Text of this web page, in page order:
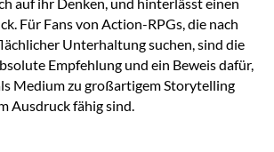
auf ihr Denken, und hinterlässt einen
Für Fans von Action-RPGs, die nach
Unterhaltung suchen, sind die
Empfehlung und ein Beweis dafür,
Medium zu großartigem Storytelling
Ausdruck fähig sind.